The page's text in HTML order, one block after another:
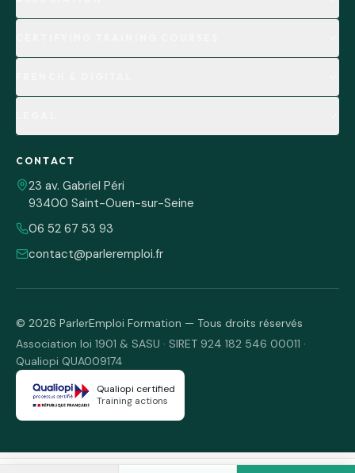
CONTACT
23 av. Gabriel Péri
93400 Saint-Ouen-sur-Seine
06 52 67 53 93
contact@parleremploi.fr
© 2026 ParlerEmploi Formation — Tous droits réservés
Association loi 1901 & SASU · SIRET 924 182 546 00011 ·
Qualiopi QUA009174
Qualiopi certified
Training actions